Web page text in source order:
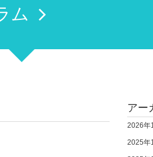
ム
アー
2026年
2025年